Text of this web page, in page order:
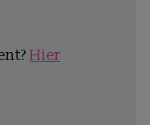
Hier